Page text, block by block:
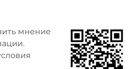
мнение